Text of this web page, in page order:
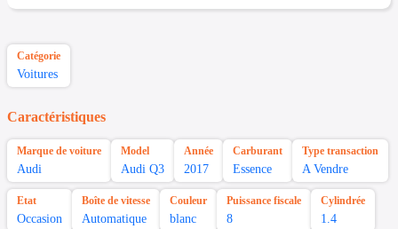
Catégorie
Voitures
Caractéristiques
Marque de voiture
Audi
Model
Audi Q3
Année
2017
Carburant
Essence
Type transaction
A Vendre
Etat
Occasion
Boîte de vitesse
Automatique
Couleur
blanc
Puissance fiscale
8
Cylindrée
1.4